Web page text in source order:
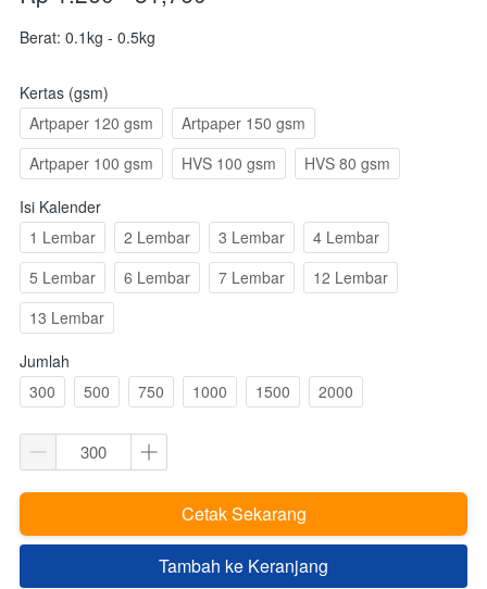
Berat: 0.1kg - 0.5kg
Kertas (gsm)
Artpaper 120 gsm
Artpaper 150 gsm
Artpaper 100 gsm
HVS 100 gsm
HVS 80 gsm
Isi Kalender
1 Lembar
2 Lembar 3 Lembar
4 Lembar
5 Lembar
6 Lembar 7 Lembar
12 Lembar
13 Lembar
Jumlah
300
500 750 1000 1500 2000
`
Cetak Sekarang
`
Tambah ke Keranjang